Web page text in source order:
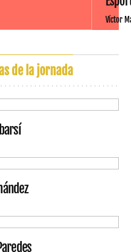
Víctor
de la jornada